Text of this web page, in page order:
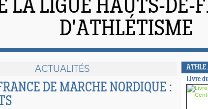
LA LIGUE HAUTS-DE-
D'ATHLÉTISME
ACTUALITÉS
DE MARCHE NORDIQUE :
Livre